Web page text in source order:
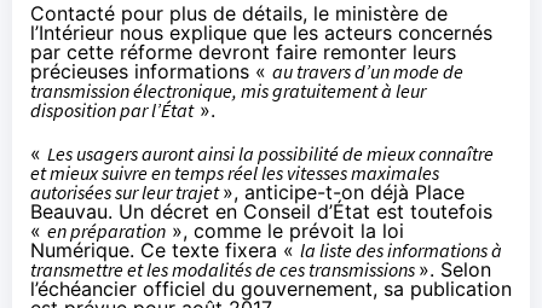
Contacté pour plus de détails, le ministère de
l’Intérieur nous explique que les acteurs concernés
par cette réforme devront faire remonter leurs
précieuses informations « au travers d’un mode de
transmission électronique, mis gratuitement à leur
disposition par l’État».
« Les usagers auront ainsi la possibilité de mieux connaître
et mieux suivre en temps réel les vitesses maximales
autorisées sur leur trajet», anticipe-t-on déjà Place
Beauvau. Un décret en Conseil d’État est toutefois
« en préparation », comme le prévoit la loi
Numérique. Ce texte fixera « la liste des informations à
transmettre et les modalités de ces transmissions ». Selon
l’échéancier officiel du gouvernement, sa publication